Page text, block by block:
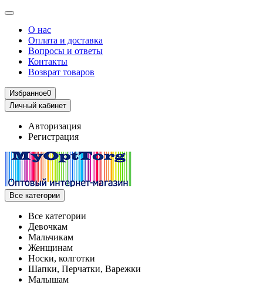
О нас
Оплата и доставка
Вопросы и ответы
Контакты
Возврат товаров
Избранное0
Личный кабинет
Авторизация
Регистрация
Все категории
Все категории
Девочкам
Мальчикам
Женщинам
Носки, колготки
Шапки, Перчатки, Варежки
Малышам